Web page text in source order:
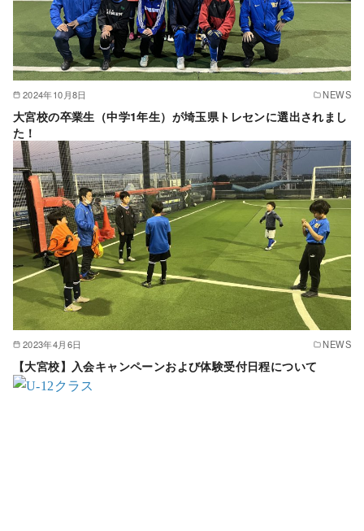
2024年10月8日 NEWS
大宮校の卒業生（中学1年生）が埼玉県トレセンに選出されまし
た！
2023年4月6日 NEWS
【大宮校】入会キャンペーンおよび体験受付日程について